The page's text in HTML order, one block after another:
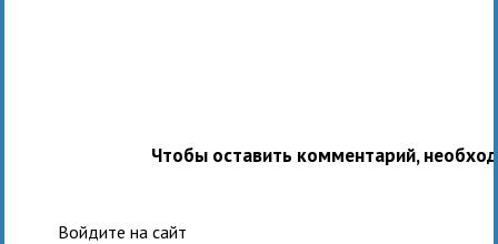
Чтобы оставить комментарий,
Войдите на сайт